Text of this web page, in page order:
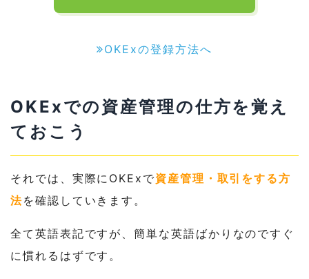
OKExの登録方法へ
OKExでの資産管理の仕方を覚え
ておこう
それでは、実際にOKExで資産管理・取引をする方
法を確認していきます。
全て英語表記ですが、簡単な英語ばかりなのですぐ
に慣れるはずです。